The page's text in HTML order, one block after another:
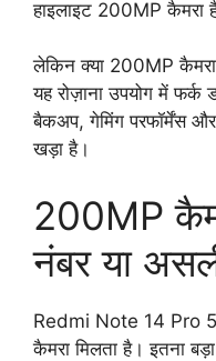
हाइलाइट 200MP कैमरा
लेकिन क्या 200MP कैमरा
यह रोज़ाना उपयोग में फर्क
बैकअप, गेमिंग परफॉर्मेंस
खड़ा है।
200MP
नंबर या
Redmi Note 14 Pro
कैमरा मिलता है। इतना